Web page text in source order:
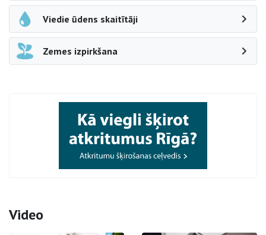
Viedie ūdens skaitītāji
Zemes izpirkšana
Video